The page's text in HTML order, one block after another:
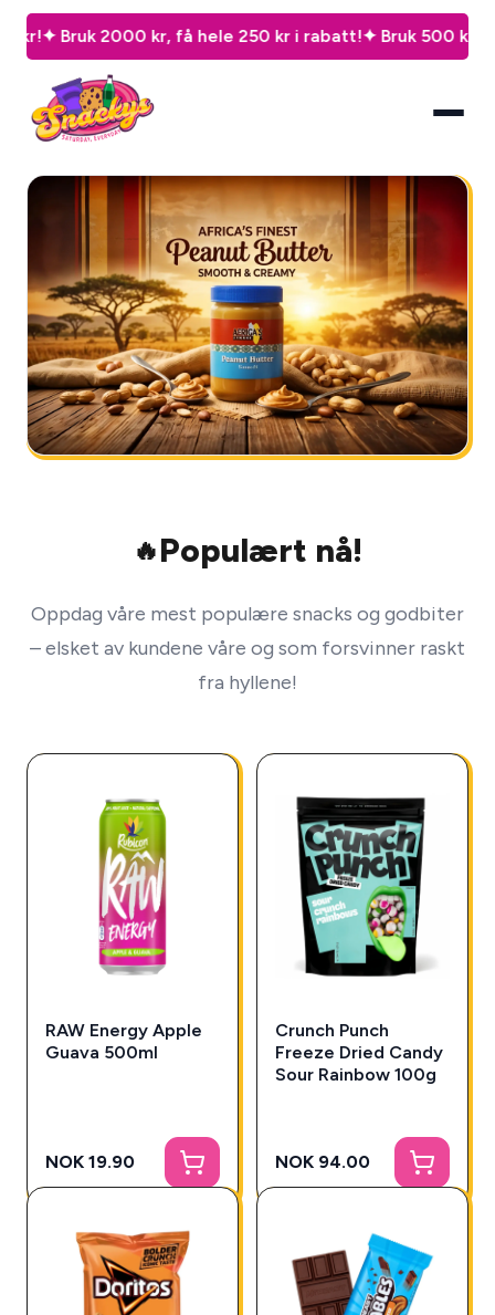
2000 kr, få hele 250 kr i rabatt! ✦ Bruk 500 kr, spar 50
🔥Populært nå!
Oppdag våre mest populære snacks og godbiter
– elsket av kundene våre og som forsvinner raskt
fra hyllene!
RAW Energy Apple
Guava 500ml
NOK 19.90
Crunch Punch
Freeze Dried Candy
Sour Rainbow 100g
NOK 94.00